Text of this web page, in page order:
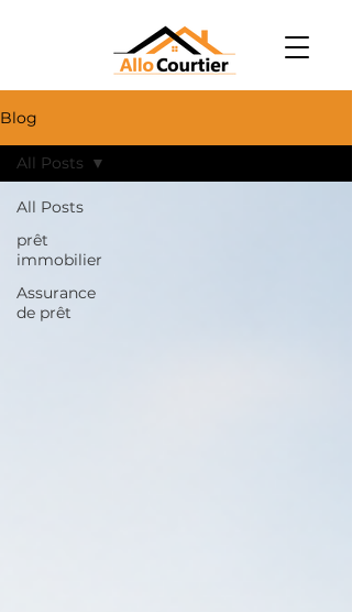
Blog
All Posts
prêt
immobilier
Assurance
de prêt
All Posts